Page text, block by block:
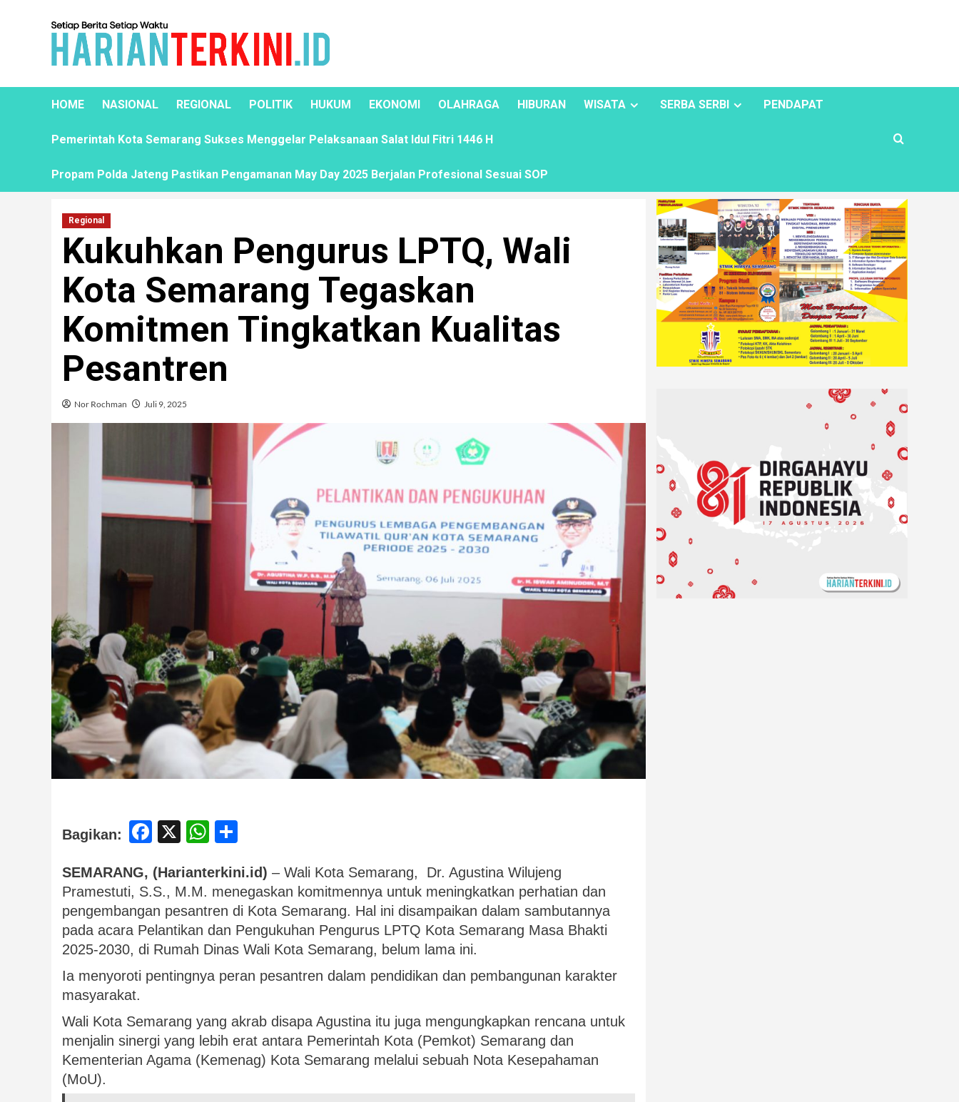
HOME NASIONAL REGIONAL POLITIK HUKUM EKONOMI OLAHRAGA HIBURAN WISATA SERBA SERBI PENDAPAT
Pemerintah Kota Semarang Sukses Menggelar Pelaksanaan Salat Idul Fitri 1446 H
Propam Polda Jateng Pastikan Pengamanan May Day 2025 Berjalan Profesional Sesuai SOP
Regional
Kukuhkan Pengurus LPTQ, Wali
Kota Semarang Tegaskan
Komitmen Tingkatkan Kualitas
Pesantren
Nor Rochman Juli 9, 2025
Bagikan: Facebook
X WhatsApp
SEMARANG, (Harianterkini.id) – Wali Kota Semarang, Dr. Agustina Wilujeng
Pramestuti, S.S., M.M. menegaskan komitmennya untuk meningkatkan perhatian dan
pengembangan pesantren di Kota Semarang. Hal ini disampaikan dalam sambutannya
pada acara Pelantikan dan Pengukuhan Pengurus LPTQ Kota Semarang Masa Bhakti
2025-2030, di Rumah Dinas Wali Kota Semarang, belum lama ini.
Ia menyoroti pentingnya peran pesantren dalam pendidikan dan pembangunan karakter
masyarakat.
Wali Kota Semarang yang akrab disapa Agustina itu juga mengungkapkan rencana untuk
menjalin sinergi yang lebih erat antara Pemerintah Kota (Pemkot) Semarang dan
Kementerian Agama (Kemenag) Kota Semarang melalui sebuah Nota Kesepahaman
(MoU).